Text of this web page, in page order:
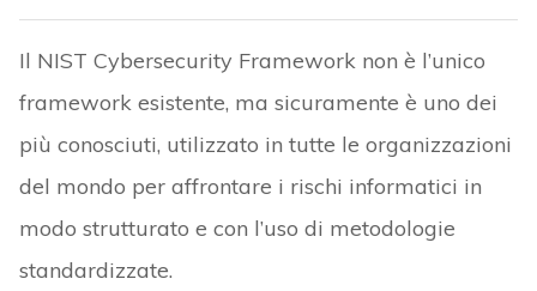
Il NIST Cybersecurity Framework non è l’unico
framework esistente, ma sicuramente è uno dei
più conosciuti, utilizzato in tutte le organizzazioni
del mondo per affrontare i rischi informatici in
modo strutturato e con l’uso di metodologie
standardizzate.